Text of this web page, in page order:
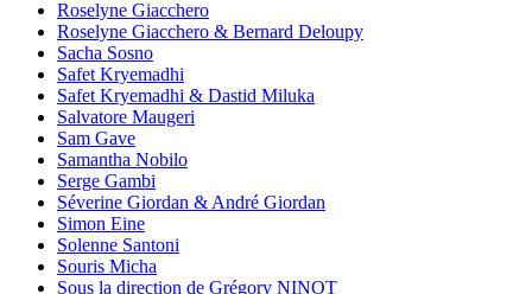
Roselyne Giacchero
Roselyne Giacchero & Bernard Deloupy
Sacha Sosno
Safet Kryemadhi
Safet Kryemadhi & Dastid Miluka
Salvatore Maugeri
Sam Gave
Samantha Nobilo
Serge Gambi
Séverine Giordan & André Giordan
Simon Eine
Solenne Santoni
Souris Micha
Sous la direction de Grégory NINOT